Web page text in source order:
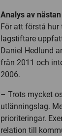
Analys av
För att förstå hur
lagstiftare
Daniel Hedlund
från 2011 och
2006.
– Trots mycket
utlänningslag.
prioriteringar.
relation till